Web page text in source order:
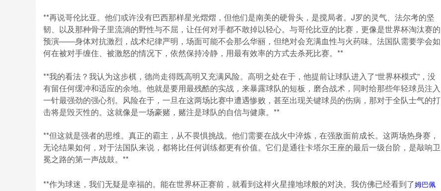
**再说哥伦比亚。他们或许没有巴西那样星光熠熠，但他们是南美的硬骨头，是搅局者。J罗的灵气、法尔考的坚
韧、以及那种骨子里流淌的野性与不屈，让任何对手都不敢掉以轻心。与哥伦比亚的比赛，更像是世界杯淘汰赛的
预演——身体对抗激烈，战术纪律严明，场面可能不会那么华丽，但绝对会充满血性与火药味。法国队需要学会如
何在被对手缠住、被激怒的情况下，依然保持冷静，用最有效率的方式去杀死比赛。**
**我的看法？我认为这步棋，德尚走得既高明又充满风险。高明之处在于，他提前让球队进入了“世界杯模式”，没
有留任何缓冲和适应的余地。他就是要用最残酷的实战，来暴露球队的短板，磨合战术，同时给那些年轻球员注入
一针最强劲的强心剂。风险在于，一旦在这两场比赛中遭遇惨败，甚至出现关键球员的伤病，那对于全队士气的打
击将是毁灭性的。这就像是一场豪赌，赌注是球队的自信与健康。**
**但这就是强者的思维。真正的霸主，从不畏惧挑战。他们需要在战火中淬炼，在强敌面前成长。这两场热身赛，
无论结果如何，对于法国队来说，都将比任何训练都更有价值。它们是通往卡塔尔王座的最后一级台阶，是敲响卫
冕之路的第一声战鼓。**
**作为球迷，我们无疑是幸福的。能在世界杯正赛前，就看到这样火星撞地球般的对决。我仿佛已经看到了姆巴佩